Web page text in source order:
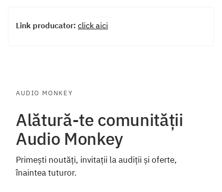
Link producator: click aici
AUDIO MONKEY
Alătură-te comunității
Audio Monkey
Primești noutăți, invitații la audiții și oferte,
înaintea tuturor.